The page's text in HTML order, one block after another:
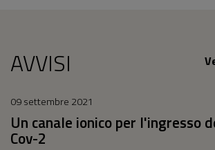
AVVISI
09 settembre 2021
Un canale ionico per l'ingresso
Cov-2